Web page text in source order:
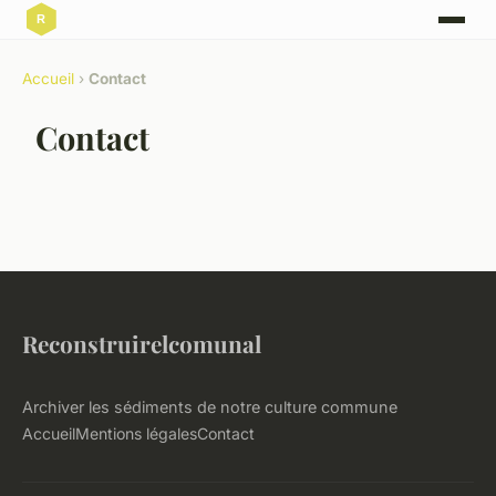
Accueil › Contact
Contact
Reconstruirelcomunal
Archiver les sédiments de notre culture commune
AccueilMentions légalesContact